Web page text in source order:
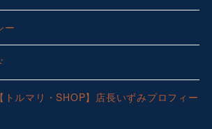
ー
トルマリ・SHOP】店長いずみプロフィー